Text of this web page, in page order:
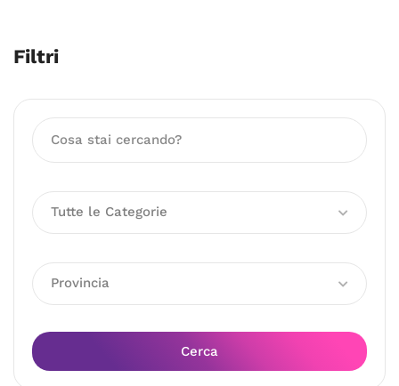
Filtri
Tutte le Categorie
Provincia
Cerca